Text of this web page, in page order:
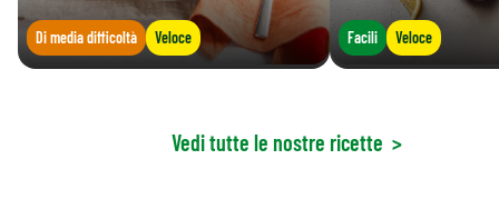
Di media difficoltà Veloce Facili Veloce
Vedi tutte le nostre ricette >